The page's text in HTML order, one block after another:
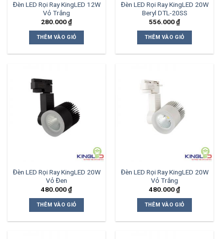
Đèn LED Rọi Ray KingLED 12W
Vỏ Trắng
280.000₫
THÊM VÀO GIỎ
Đèn LED Rọi Ray KingLED 20W
Beryl DTL-20SS
556.000₫
THÊM VÀO GIỎ
Đèn LED Rọi Ray KingLED 20W
Vỏ Đen
480.000₫
THÊM VÀO GIỎ
Đèn LED Rọi Ray KingLED 20W
Vỏ Trắng
480.000₫
THÊM VÀO GIỎ